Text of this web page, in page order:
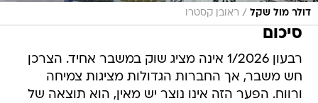
דולר מול שקל / ראובן קסטרו
סיכום
רבעון 1/2026 אינה מציג שוק במשבר אחיד. הצרכן
חש משבר, אך החברות הגדולות מציגות צמיחה
ורווח. הפער הזה אינו נוצר יש מאין, הוא תוצאה של